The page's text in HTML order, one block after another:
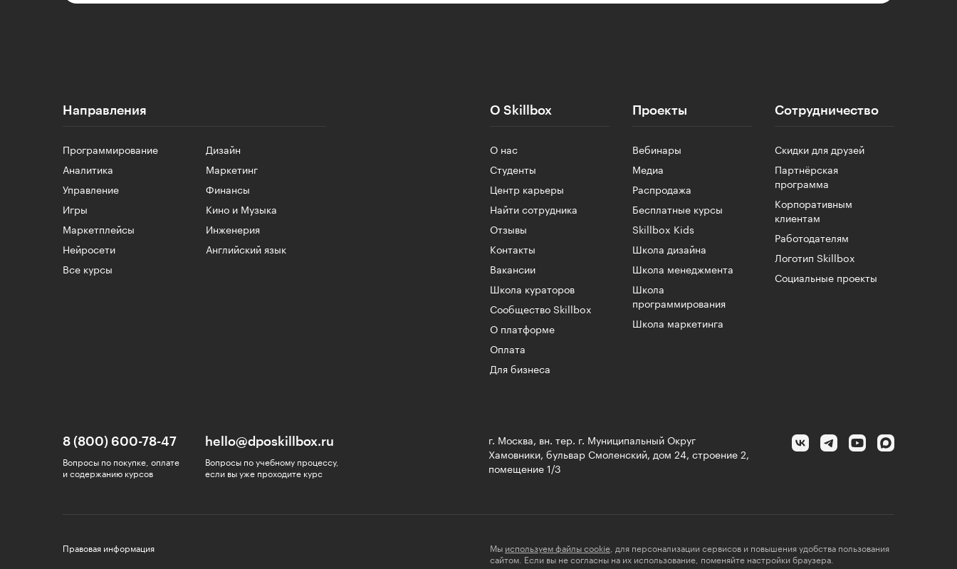
Направления
Программирование
Дизайн
Аналитика
Маркетинг
Управление
Финансы
Игры
Кино и Музыка
Маркетплейсы
Инженерия
Нейросети
Английский язык
Все курсы
О Skillbox
О нас
Студенты
Центр карьеры
Найти сотрудника
Отзывы
Контакты
Вакансии
Школа кураторов
Сообщество Skillbox
О платформе
Оплата
Для бизнеса
Проекты
Вебинары
Медиа
Распродажа
Бесплатные курсы
Skillbox Kids
Школа дизайна
Школа менеджмента
Школа
программирования
Школа маркетинга
Сотрудничество
Скидки для друзей
Партнёрская
программа
Корпоративным
клиентам
Работодателям
Логотип Skillbox
Социальные проекты
8 (800) 600-78-47
Вопросы по покупке, оплате
и содержанию курсов
hello@dposkillbox.ru
Вопросы по учебному процессу,
если вы уже проходите курс
г. Москва, вн. тер. г. Муниципальный Округ
Хамовники, бульвар Смоленский, дом 24, строение 2,
помещение 1/3
Правовая информация Мы используем файлы cookie , для персонализации сервисов и повышения удобства пользования
сайтом. Если вы не согласны на их использование, поменяйте настройки браузера.